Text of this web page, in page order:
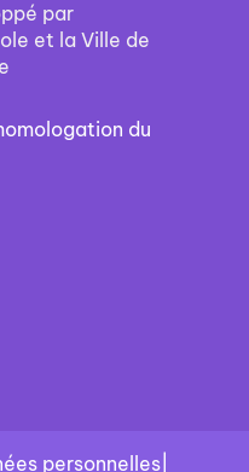
par
et la Ville de
personnelles|